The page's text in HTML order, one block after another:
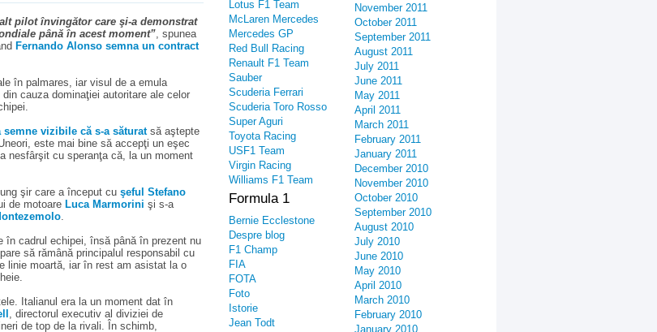
pilot învingător care şi-a demonstrat
până în acest moment”, spunea
Fernando Alonso semna un contract
în palmares, iar visul de a emula
cauza dominaţiei autoritare ale celor
semne vizibile că s-a săturatsă aştepte
este mai bine să accepţi un eşec
nesfârşit cu speranţa că, la un moment
şir care a început cu şeful Stefano
de motoare Luca Marmorini şi s-a
.
în cadrul echipei, însă până în prezent nu
să rămână principalul responsabil cu
linie moartă, iar în rest am asistat la o
Italianul era la un moment dat în
, directorul executiv al diviziei de
de top de la rivali. În schimb,
Lotus F1 Team
McLaren Mercedes
Mercedes GP
Red Bull Racing
Renault F1 Team
Sauber
Scuderia Ferrari
Scuderia Toro Rosso
Super Aguri
Toyota Racing
USF1 Team
Virgin Racing
Williams F1 Team
Formula 1
Bernie Ecclestone
Despre blog
F1 Champ
FIA
FOTA
Foto
Istorie
Jean Todt
November 2011
October 2011
September 2011
August 2011
July 2011
June 2011
May 2011
April 2011
March 2011
February 2011
January 2011
December 2010
November 2010
October 2010
September 2010
August 2010
July 2010
June 2010
May 2010
April 2010
March 2010
February 2010
January 2010